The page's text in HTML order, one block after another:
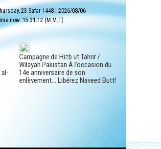
23 Safar 1448
2026/08/06
now:15:31:13(M.M.T)
Campagne de Hizb ut Tahrir /
Wilayah Pakistan À l’occasion du
14e anniversaire de son
enlèvement… Libérez Naveed Butt!